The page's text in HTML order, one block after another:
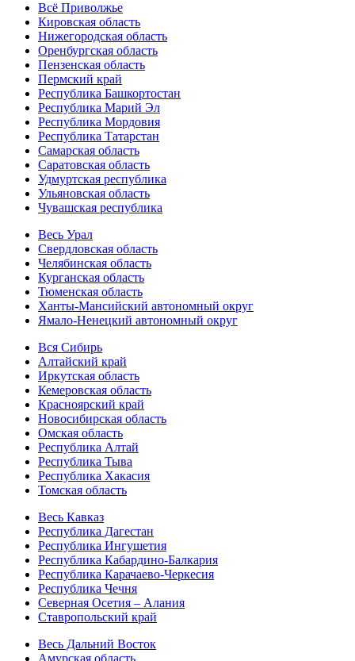
Всё Приволжье
Кировская область
Нижегородская область
Оренбургская область
Пензенская область
Пермский край
Республика Башкортостан
Республика Марий Эл
Республика Мордовия
Республика Татарстан
Самарская область
Саратовская область
Удмуртская республика
Ульяновская область
Чувашская республика
Весь Урал
Свердловская область
Челябинская область
Курганская область
Тюменская область
Ханты-Мансийский автономный округ
Ямало-Ненецкий автономный округ
Вся Сибирь
Алтайский край
Иркутская область
Кемеровская область
Красноярский край
Новосибирская область
Омская область
Республика Алтай
Республика Тыва
Республика Хакасия
Томская область
Весь Кавказ
Республика Дагестан
Республика Ингушетия
Республика Кабардино-Балкария
Республика Карачаево-Черкесия
Республика Чечня
Северная Осетия – Алания
Ставропольский край
Весь Дальний Восток
Амурская область